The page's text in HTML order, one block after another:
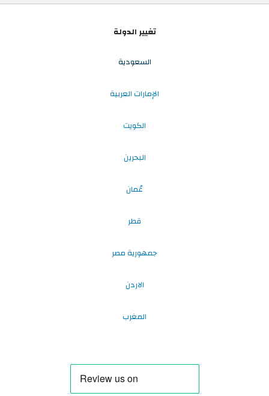
تغيير الدولة
السعودية
الإمارات العربية
الكويت
البحرين
عُمان
قطر
جمهورية مصر
الاردن
المغرب